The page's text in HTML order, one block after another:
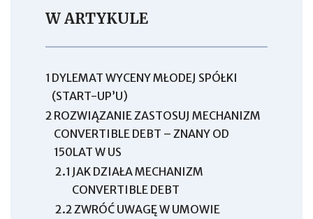
W ARTYKULE
1 DYLEMAT WYCENY MŁODEJ SPÓŁKI
(START-UP’U)
2 ROZWIĄZANIE ZASTOSUJ MECHANIZM
CONVERTIBLE DEBT – ZNANY OD
150LAT W US
2.1 JAK DZIAŁA MECHANIZM
CONVERTIBLE DEBT
2.2ZWRÓĆ UWAGĘ W UMOWIE